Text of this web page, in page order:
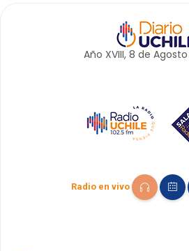
Año XVIII, 8 de Agosto
Radio en vivo